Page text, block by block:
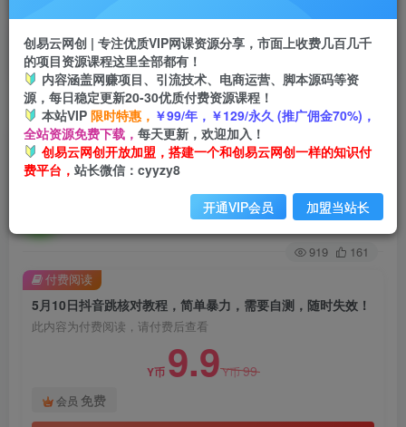
挂机 项目
脚本卡密
APP下载
GO
首页 创业课程 会员免费 正文
5月10日抖音跳核对教程，简单暴力，需要自测，
随时失效！
关注
919 161
5月10日抖音跳核对教程，简单暴力，需要自测，随时失效！
此内容为付费阅读，请付费后查看
Y币 9.9Y币99
会员 免费
付费阅读
创易云网创 | 专注优质VIP网课资源分享，市面上收费几百几千
的项目资源课程这里全部都有！
内容涵盖网赚项目、引流技术、电商运营、脚本源码等资
源，每日稳定更新20-30优质付费资源课程！
本站VIP 限时特惠， ￥99/年，￥129/永久 (推广佣金70%)，
全站资源免费下载， 每天更新，欢迎加入！
创易云网创开放加盟，搭建一个和创易云网创一样的知识付
费平台， 站长微信：cyyzy8
开通VIP会员 加盟当站长